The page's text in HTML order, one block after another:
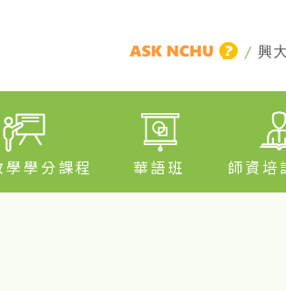
/ 興
學學分課程 華語班 師資培